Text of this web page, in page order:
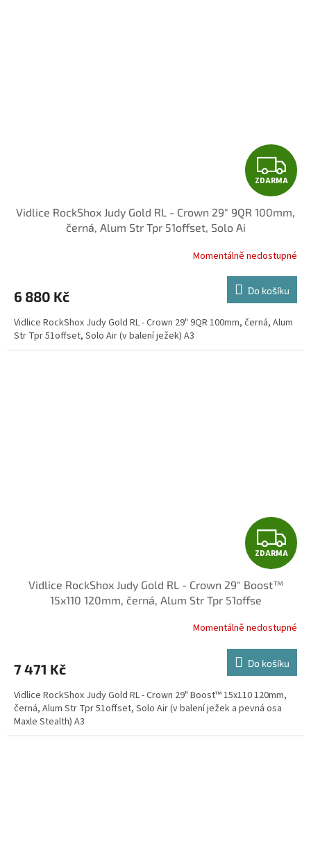
Z
D
A
R
M
A
ZDARMA
Vidlice RockShox Judy Gold RL - Crown 29" 9QR 100mm,
černá, Alum Str Tpr 51offset, Solo Ai
Momentálně nedostupné
6 880 Kč Do košíku
Vidlice RockShox Judy Gold RL - Crown 29" 9QR 100mm, černá, Alum
Str Tpr 51offset, Solo Air (v balení ježek) A3
Z
D
R
M
A
ZDARMA
Vidlice RockShox Judy Gold RL - Crown 29" Boost™
15x110 120mm, černá, Alum Str Tpr 51offse
Momentálně nedostupné
7 471 Kč Do košíku
Vidlice RockShox Judy Gold RL - Crown 29" Boost™ 15x110 120mm,
černá, Alum Str Tpr 51offset, Solo Air (v balení ježek a pevná osa
Maxle Stealth) A3